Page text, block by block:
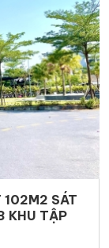
102M2 SÁT
KHU TẬP